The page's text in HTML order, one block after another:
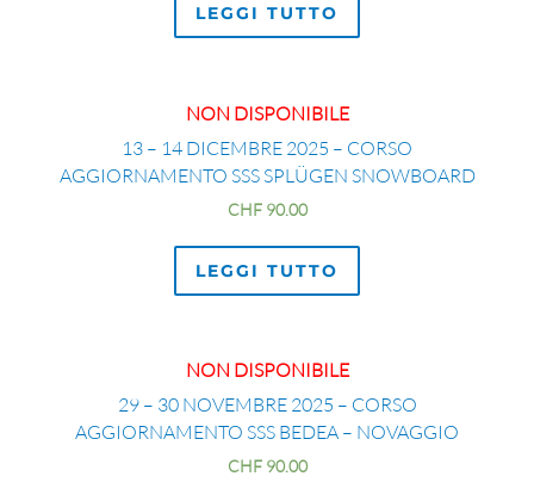
LEGGI TUTTO
NON DISPONIBILE
13 – 14 DICEMBRE 2025 – CORSO
AGGIORNAMENTO SSS SPLÜGEN SNOWBOARD
CHF90.00
LEGGI TUTTO
NON DISPONIBILE
29 – 30 NOVEMBRE 2025 – CORSO
AGGIORNAMENTO SSS BEDEA – NOVAGGIO
CHF90.00